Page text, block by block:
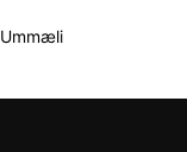
Ummæli